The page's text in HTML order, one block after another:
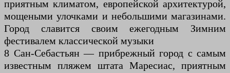
приятным климатом, европейской архитектурой,
мощеными улочками и небольшими магазинами.
Город славится своим ежегодным Зимним
фестивалем классической музыки
8 Сан-Себастьян — прибрежный город с самым
известным пляжем штата Маресиас, приятным